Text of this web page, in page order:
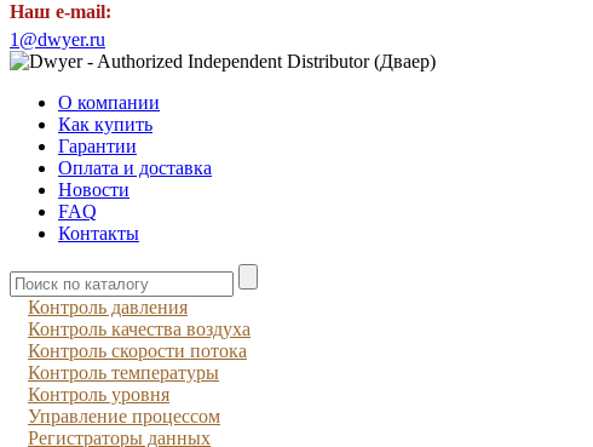
Наш e-mail:
1@dwyer.ru
О компании
Как купить
Гарантии
Оплата и доставка
Новости
FAQ
Контакты
Контроль давления
Контроль качества воздуха
Контроль скорости потока
Контроль температуры
Контроль уровня
Управление процессом
Регистраторы данных